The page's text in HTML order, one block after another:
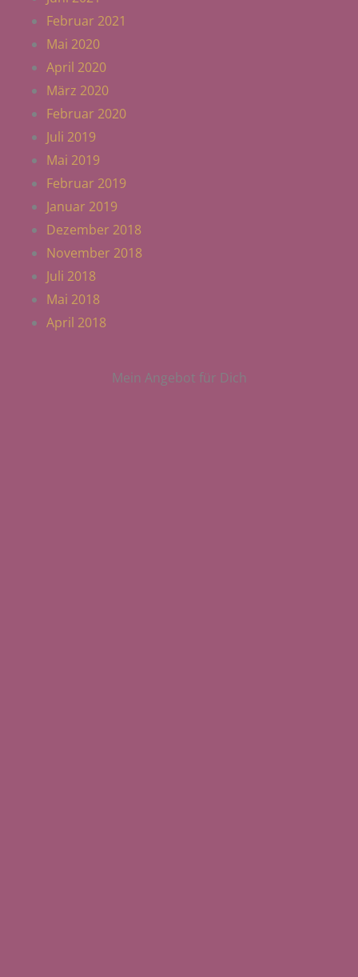
Februar 2021
Mai 2020
April 2020
März 2020
Februar 2020
Juli 2019
Mai 2019
Februar 2019
Januar 2019
Dezember 2018
November 2018
Juli 2018
Mai 2018
April 2018
Mein Angebot für Dich